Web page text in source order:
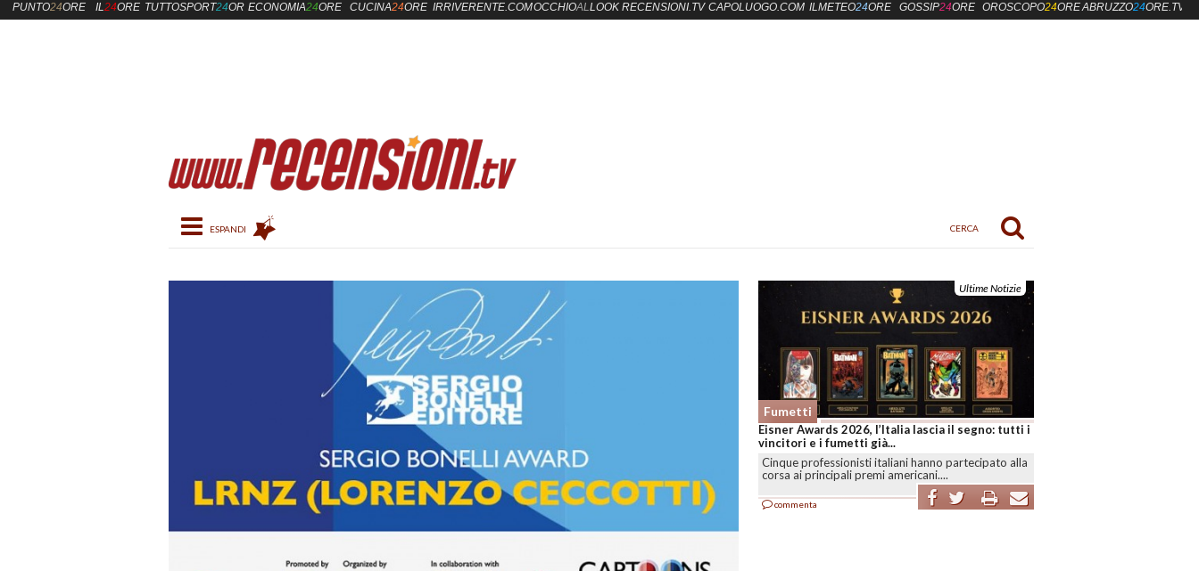
Toggle navigation
Ultime Notizie
Fumetti
Eisner Awards 2026, l’Italia lascia il segno: tutti i
vincitori e i fumetti già...
Cinque professionisti italiani hanno partecipato alla
corsa ai principali premi americani....
commenta
PUNTO24ORE IL24ORE TUTTOSPORT24OREECONOMIA24ORE CUCINA24ORE IRRIVERENTE.COMOCCHIOALLOOK RECENSIONI.TV CAPOLUOGO.COM ILMETEO24ORE GOSSIP24ORE OROSCOPO24OREABRUZZO24ORE.TV